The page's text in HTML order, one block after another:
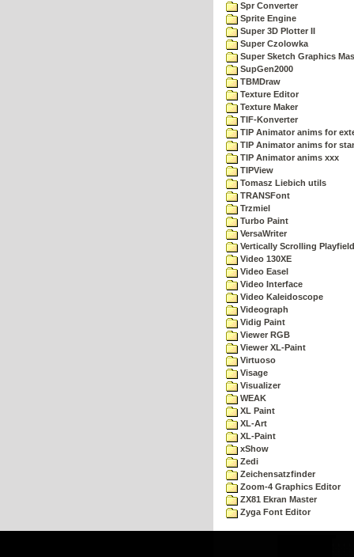
Spr Converter
Sprite Engine
Super 3D Plotter II
Super Czolowka
Super Sketch Graphics
SupGen2000
TBMDraw
Texture Editor
Texture Maker
TIF-Konverter
TIP Animator anims for
TIP Animator anims for
TIP Animator anims xxx
TIPView
Tomasz Liebich utils
TRANSFont
Trzmiel
Turbo Paint
VersaWriter
Vertically Scrolling
Video 130XE
Video Easel
Video Interface
Video Kaleidoscope
Videograph
Vidig Paint
Viewer RGB
Viewer XL-Paint
Virtuoso
Visage
Visualizer
WEAK
XL Paint
XL-Art
XL-Paint
xShow
Zedi
Zeichensatzfinder
Zoom-4 Graphics Editor
ZX81 Ekran Master
Zyga Font Editor